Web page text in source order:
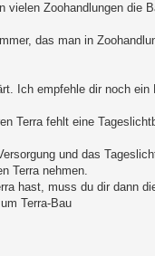
vielen Zoohandlungen die
das man in
Ich empfehle dir noch
Terra fehlt eine
und das
Terra nehmen.
hast, muss du dir dann
Terra-Bau